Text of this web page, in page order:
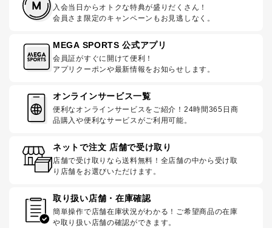
入会当日からオトクな特典が盛りだくさん！
会員さま限定のキャンペーンもお見逃しなく。
MEGA SPORTS 公式アプリ
会員証がすぐに開けて便利！
アプリクーポンや最新情報をお知らせします。
オンラインサービス一覧
便利なオンラインサービスをご紹介！24時間365日商
品購入や便利なサービスがご利用可能。
ネットで注文 店舗で受け取り
店舗で受け取りなら送料無料！全店舗の中から受け取
り店舗をお選びいただけます。
取り扱い店舗・在庫確認
簡単操作で店舗在庫状況がわかる！ご希望商品の在庫
や取り扱い店舗の確認ができます。